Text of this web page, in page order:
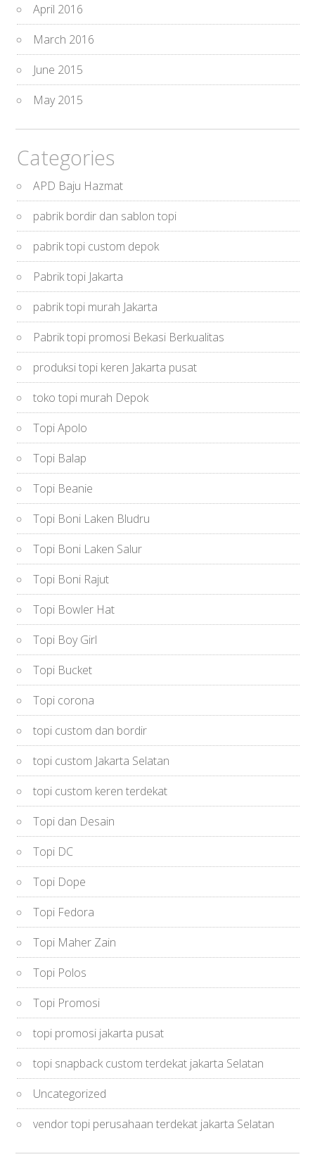
April 2016
March 2016
June 2015
May 2015
Categories
APD Baju Hazmat
pabrik bordir dan sablon topi
pabrik topi custom depok
Pabrik topi Jakarta
pabrik topi murah Jakarta
Pabrik topi promosi Bekasi Berkualitas
produksi topi keren Jakarta pusat
toko topi murah Depok
Topi Apolo
Topi Balap
Topi Beanie
Topi Boni Laken Bludru
Topi Boni Laken Salur
Topi Boni Rajut
Topi Bowler Hat
Topi Boy Girl
Topi Bucket
Topi corona
topi custom dan bordir
topi custom Jakarta Selatan
topi custom keren terdekat
Topi dan Desain
Topi DC
Topi Dope
Topi Fedora
Topi Maher Zain
Topi Polos
Topi Promosi
topi promosi jakarta pusat
topi snapback custom terdekat jakarta Selatan
Uncategorized
vendor topi perusahaan terdekat jakarta Selatan